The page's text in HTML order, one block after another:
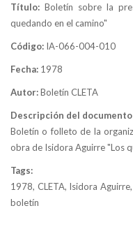
Título: Boletín sobre la
quedando en el camino"
Código: IA-066-004-010
Fecha: 1978
Autor:Boletín CLETA
Descripción del
Boletín o folleto de la
obra de Isidora Aguirre "Los
Tags:
1978, CLETA, Isidora
boletín